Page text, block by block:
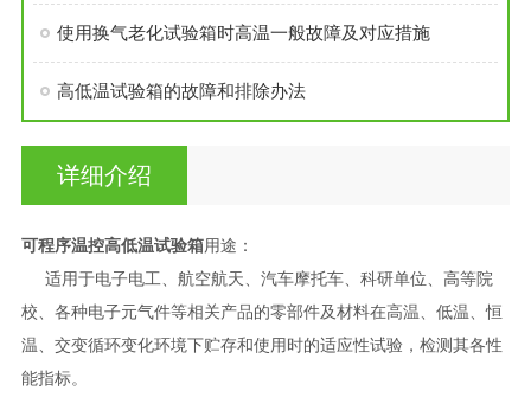
使用换气老化试验箱时高温一般故障及对应措施
高低温试验箱的故障和排除办法
详细介绍
可程序温控高低温试验箱用途：
适用于电子电工、航空航天、汽车摩托车、科研单位、高等院
校、各种电子元气件等相关产品的零部件及材料在高温、低温、恒
温、交变循环变化环境下贮存和使用时的适应性试验，检测其各性
能指标。